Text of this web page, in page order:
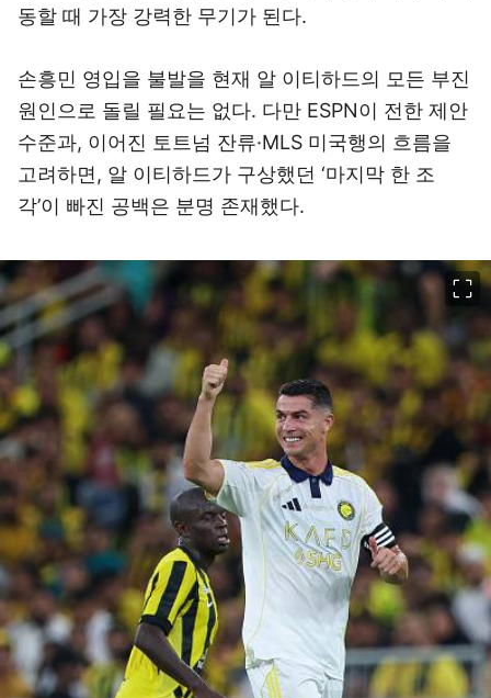
동할 때 가장 강력한 무기가 된다.
손흥민 영입을 불발을 현재 알 이티하드의 모든 부진
원인으로 돌릴 필요는 없다. 다만 ESPN이 전한 제안
수준과, 이어진 토트넘 잔류·MLS 미국행의 흐름을
고려하면, 알 이티하드가 구상했던 ‘마지막 한 조
각’이 빠진 공백은 분명 존재했다.